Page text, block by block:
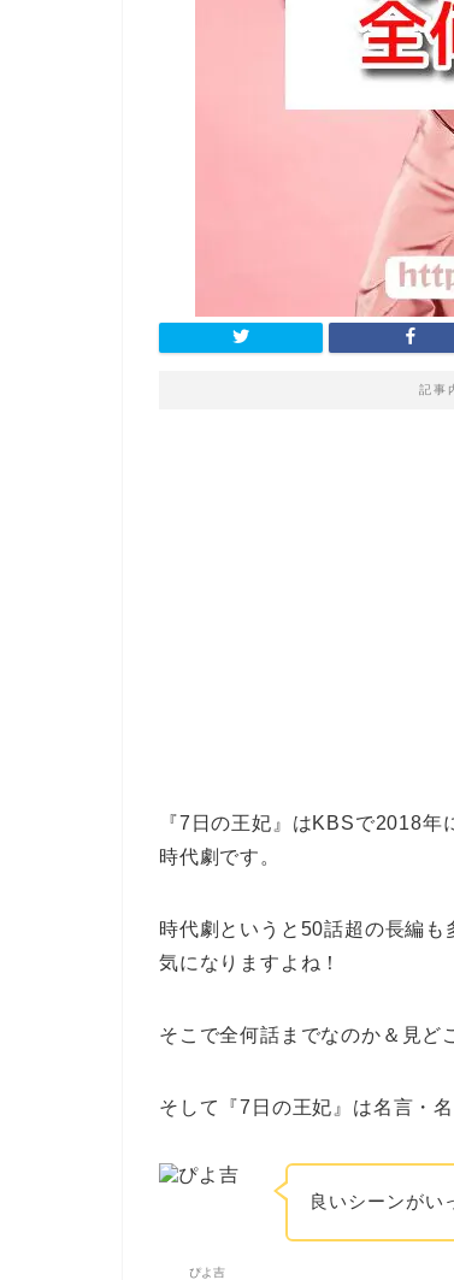
記事
『7日の王妃』はKBSで2018
時代劇です。
時代劇というと50話超の長編
気になりますよね！
そこで全何話までなのか＆見ど
そして『7日の王妃』は名言・
ぴよ吉
良いシーンがい